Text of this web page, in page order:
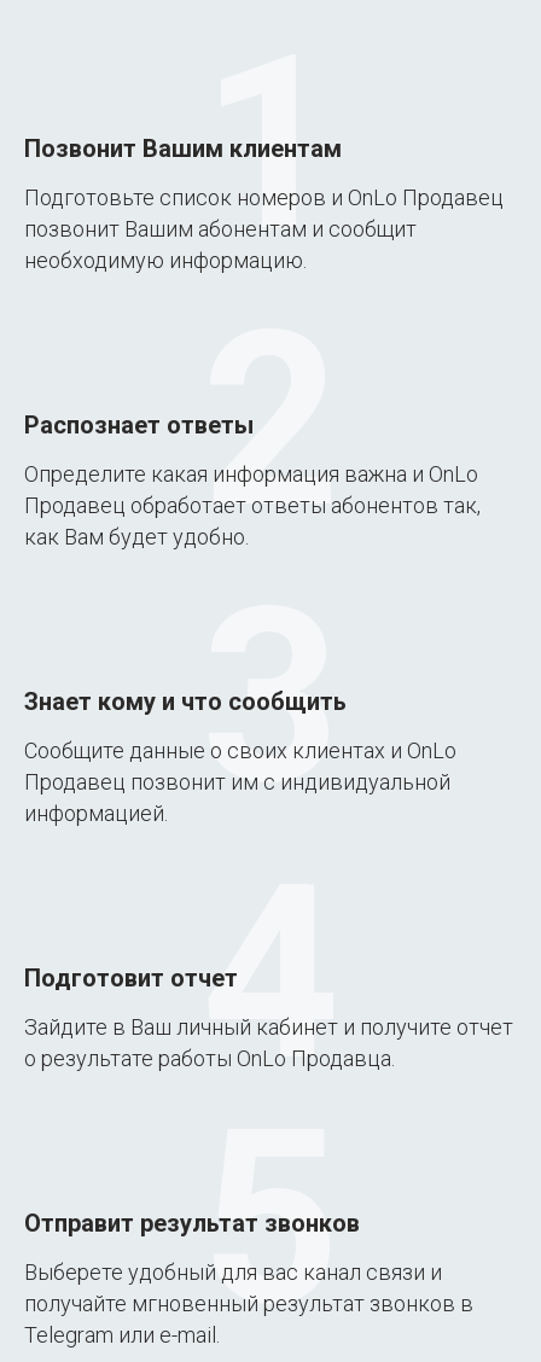
Позвонит Вашим клиентам
Подготовьте список номеров и OnLo Продавец
позвонит Вашим абонентам и сообщит
необходимую информацию.
1
Распознает ответы
Определите какая информация важна и OnLo
Продавец обработает ответы абонентов так,
как Вам будет удобно.2
Знает кому и что сообщить
Сообщите данные о своих клиентах и OnLo
Продавец позвонит им с индивидуальной
информацией.
3
Подготовит отчет
Зайдите в Ваш личный кабинет и получите отчет
о результате работы OnLo Продавца.
4
Отправит результат звонков
Выберете удобный для вас канал связи и
получайте мгновенный результат звонков в
Telegram или e-mail.5